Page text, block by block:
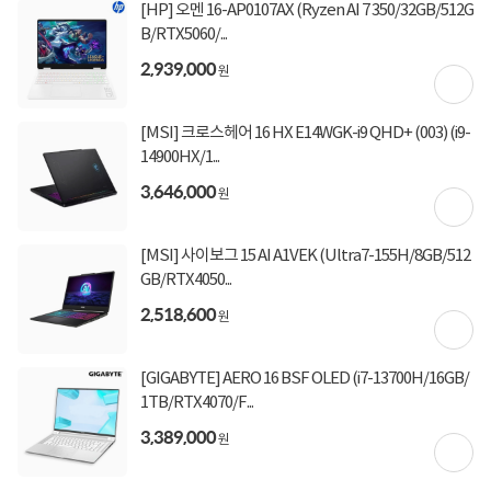
[HP] 오멘 16-AP0107AX (Ryzen AI 7 350/32GB/512G
B/RTX5060/...
2,939,000원
[MSI] 크로스헤어 16 HX E14WGK-i9 QHD+ (003) (i9-
14900HX/1...
3,646,000원
[MSI] 사이보그 15 AI A1VEK (Ultra7-155H/8GB/512
GB/RTX4050...
2,518,600원
[GIGABYTE] AERO 16 BSF OLED (i7-13700H/16GB/
1TB/RTX4070/F...
3,389,000원